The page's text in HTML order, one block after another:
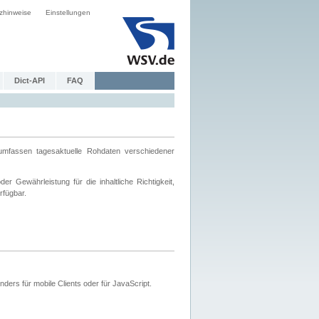
Einstellungen
Dict-API FAQ
tagesaktuelle Rohdaten verschiedener
Gewährleistung für die inhaltliche Richtigkeit,
für mobile Clients oder für JavaScript.